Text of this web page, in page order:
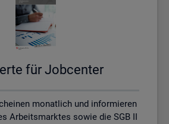
für Job­cen­ter
monatlich und informieren
Arbeitsmarktes sowie die SGB II